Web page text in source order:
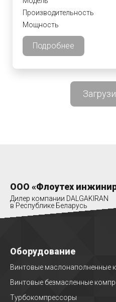
Производительность
Мощность
Подробнее
ООО «Флоутех
Дилер компании DALGAKIRAN
в Республике Беларусь
Оборудование
Винтовые маслонаполненные
Винтовые безмасленные
Турбокомпрессоры